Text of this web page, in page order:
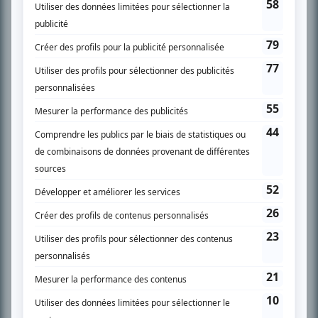
SUR LE RÉSEAU BIZZ MÉDIA
PLAN DU SITE
Accueil
Liste des oeuvres
Recherche avancée
À propos
Nous contacter
Termes et conditions
Politique de confidentialité
Gestion du consentement